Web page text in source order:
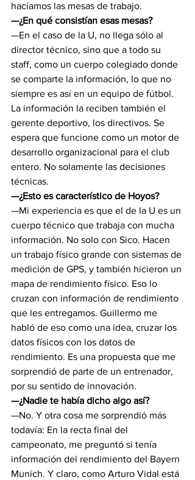
hacíamos las mesas de trabajo.
—¿En qué consistían esas mesas?
—En el caso de la U, no llega sólo al
director técnico, sino que a todo su
staff, como un cuerpo colegiado donde
se comparte la información, lo que no
siempre es así en un equipo de fútbol.
La información la reciben también el
gerente deportivo, los directivos. Se
espera que funcione como un motor de
desarrollo organizacional para el club
entero. No solamente las decisiones
técnicas.
—¿Esto es característico de Hoyos?
—Mi experiencia es que el de la U es un
cuerpo técnico que trabaja con mucha
información. No solo con Sico. Hacen
un trabajo físico grande con sistemas de
medición de GPS, y también hicieron un
mapa de rendimiento físico. Eso lo
cruzan con información de rendimiento
que les entregamos. Guillermo me
habló de eso como una idea, cruzar los
datos físicos con los datos de
rendimiento. Es una propuesta que me
sorprendió de parte de un entrenador,
por su sentido de innovación.
—¿Nadie te había dicho algo así?
—No. Y otra cosa me sorprendió más
todavía: En la recta final del
campeonato, me preguntó si tenía
información del rendimiento del Bayern
Munich. Y claro, como Arturo Vidal está